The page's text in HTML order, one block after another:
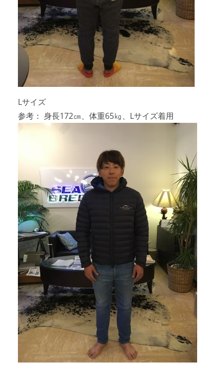
Lサイズ
参考： 身長172㎝、体重65㎏、Lサイズ着用